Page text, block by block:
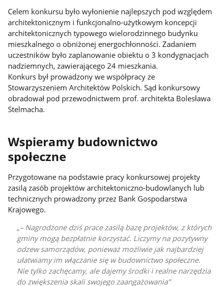
Celem konkursu było wyłonienie najlepszych pod względem
architektonicznym i funkcjonalno-użytkowym koncepcji
architektonicznych typowego wielorodzinnego budynku
mieszkalnego o obniżonej energochłonności. Zadaniem
uczestników było zaplanowanie obiektu o 3 kondygnacjach
nadziemnych, zawierającego 24 mieszkania.
Konkurs był prowadzony we współpracy ze
Stowarzyszeniem Architektów Polskich. Sąd konkursowy
obradował pod przewodnictwem prof. architekta Bolesława
Stelmacha.
Wspieramy budownictwo
społeczne
Przygotowane na podstawie pracy konkursowej projekty
zasilą zasób projektów architektoniczno-budowlanych lub
technicznych prowadzony przez Bank Gospodarstwa
Krajowego.
– Nagrodzone dziś prace zasilą bazę projektów, z których
gminy mogą bezpłatnie korzystać. Liczymy na pozytywny
odzew samorządów, ponieważ możliwie jak najbardziej
ułatwiamy im włączanie się w budownictwo społeczne.
Nie tylko zachęcamy, ale dajemy środki i realne narzędzia
do zwiększenia skali swojego zaangażowania